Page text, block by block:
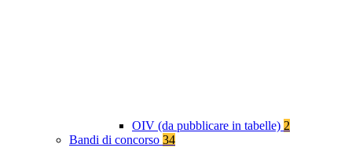
OIV (da pubblicare in tabelle) 2
Bandi di concorso 34